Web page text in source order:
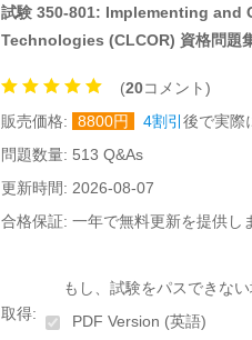
試験 350-801: Implementing
Technologies (CLCOR) 資格問題
(20コメント)
販売価格:
8800円 4割引 後で実際
問題数量: 513 Q&As
更新時間: 2026-08-07
合格保証: 一年で無料更新を提供し
もし、試験をパスできない
取得:
PDF Version (英語)